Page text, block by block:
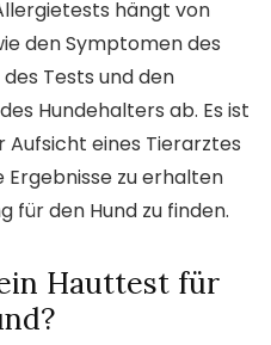
hängt von
den Symptomen des
Tests und den
Hundehalters ab. Es ist
Aufsicht eines Tierarztes
zu erhalten
für den Hund zu finden.
Hauttest für